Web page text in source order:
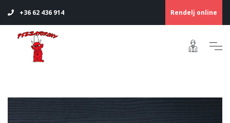
+36 62 436 914 Rendelj online